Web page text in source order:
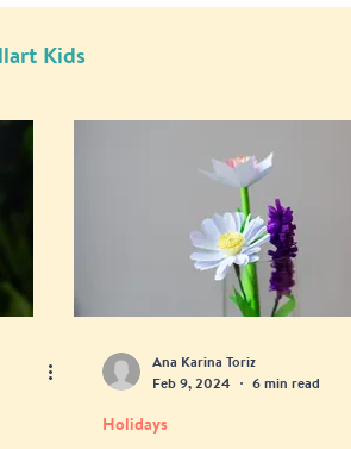
Kids
Ana Karina Toriz
Feb 9, 2024
6 min read
Holidays